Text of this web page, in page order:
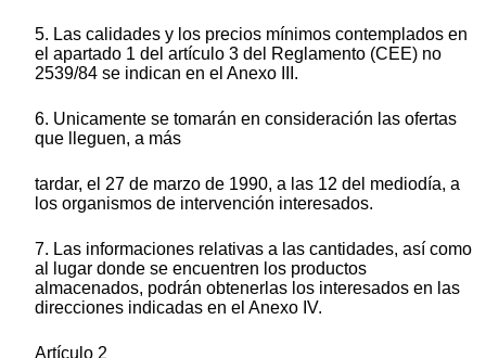
5. Las calidades y los precios mínimos contemplados en
el apartado 1 del artículo 3 del Reglamento (CEE) no
2539/84 se indican en el Anexo III.
6. Unicamente se tomarán en consideración las ofertas
que lleguen, a más
tardar, el 27 de marzo de 1990, a las 12 del mediodía, a
los organismos de intervención interesados.
7. Las informaciones relativas a las cantidades, así como
al lugar donde se encuentren los productos
almacenados, podrán obtenerlas los interesados en las
direcciones indicadas en el Anexo IV.
Artículo 2